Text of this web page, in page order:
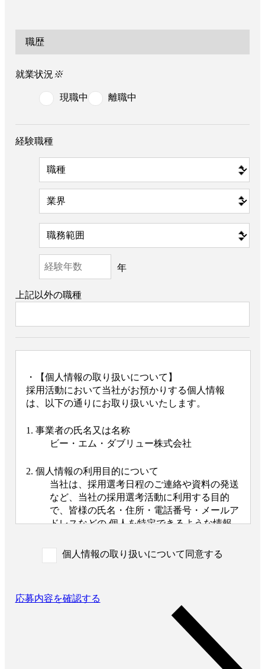
職歴
就業状況※
現職中 離職中
経験職種
年
上記以外の職種
・【個人情報の取り扱いについて】
採用活動において当社がお預かりする個人情報
は、以下の通りにお取り扱いいたします。
1. 事業者の氏名又は名称
ビー・エム・ダブリュー株式会社
2. 個人情報の利用目的について
当社は、採用選考日程のご連絡や資料の発送
など、当社の採用選考活動に利用する目的
で、皆様の氏名・住所・電話番号・メールア
ドレスなどの 個人を特定できるような情報
ていただきます。
外国籍の方からは、日本国での就労可否の確
きます。
また、特定の業務に従事することが可能であ
るかを判断する目的で、健康診断書や障害者
手帳等の提出をお願いすることがあります。
なお、電話によるお問い合わせや当社からの
ご連絡等の際、内容の正確な記録、内容の再
個人情報の取り扱いについて同意する
応募内容を確認する